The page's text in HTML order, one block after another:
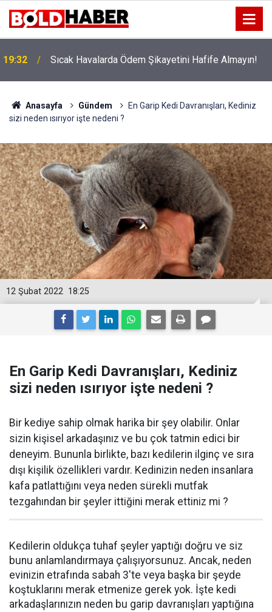
19:32 Sıcak Havalarda Ödem Şikayetini Hafife Almayın!
Anasayfa Gündem
En Garip Kedi Davranışları, Kediniz
sizi neden ısırıyor işte nedeni ?
18:25
12 Şubat 2022
En Garip Kedi Davranışları, Kediniz
sizi neden ısırıyor işte nedeni ?
Bir kediye sahip olmak harika bir şey olabilir. Onlar
sizin kişisel arkadaşınız ve bu çok tatmin edici bir
deneyim. Bununla birlikte, bazı kedilerin ilginç ve sıra
dışı kişilik özellikleri vardır. Kedinizin neden insanlara
kafa patlattığını veya neden sürekli mutfak
tezgahından bir şeyler ittiğini merak ettiniz mi ?
Kedilerin oldukça tuhaf şeyler yaptığı doğru ve siz
bunu anlamlandırmaya çalışıyorsunuz. Ancak, neden
evinizin etrafında sabah 3'te veya başka bir şeyde
koştuklarını merak etmenize gerek yok. İşte kedi
arkadaşlarınızın neden bu garip davranışları yaptığına